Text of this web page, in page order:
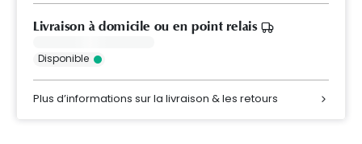
Livraison à domicile ou en point relais
Disponible
Plus d’informations sur la livraison & les retours